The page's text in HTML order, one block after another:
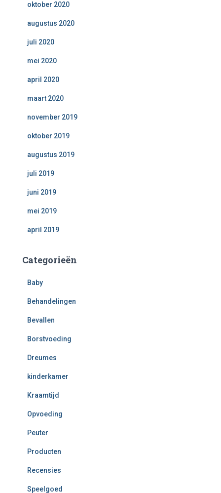
oktober 2020
augustus 2020
juli 2020
mei 2020
april 2020
maart 2020
november 2019
oktober 2019
augustus 2019
juli 2019
juni 2019
mei 2019
april 2019
Categorieën
Baby
Behandelingen
Bevallen
Borstvoeding
Dreumes
kinderkamer
Kraamtijd
Opvoeding
Peuter
Producten
Recensies
Speelgoed